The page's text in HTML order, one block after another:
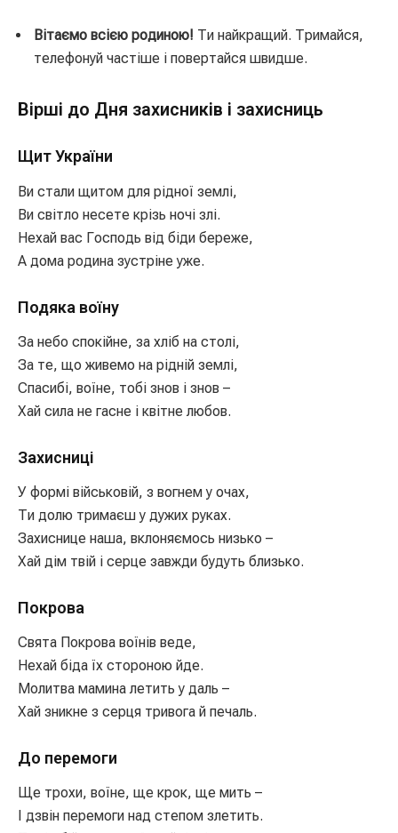
Вітаємо всією родиною! Ти найкращий. Тримайся,
телефонуй частіше і повертайся швидше.
Вірші до Дня захисників і захисниць
Щит України
Ви стали щитом для рідної землі,
Ви світло несете крізь ночі злі.
Нехай вас Господь від біди береже,
А дома родина зустріне уже.
Подяка воїну
За небо спокійне, за хліб на столі,
За те, що живемо на рідній землі,
Спасибі, воїне, тобі знов і знов –
Хай сила не гасне і квітне любов.
Захисниці
У формі військовій, з вогнем у очах,
Ти долю тримаєш у дужих руках.
Захиснице наша, вклоняємось низько –
Хай дім твій і серце завжди будуть близько.
Покрова
Свята Покрова воїнів веде,
Нехай біда їх стороною йде.
Молитва мамина летить у даль –
Хай зникне з серця тривога й печаль.
До перемоги
Ще трохи, воїне, ще крок, ще мить –
І дзвін перемоги над степом злетить.